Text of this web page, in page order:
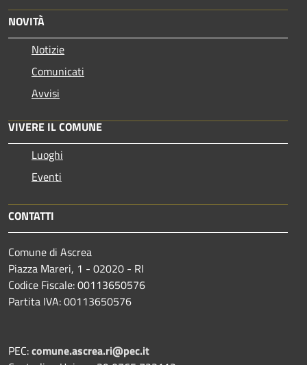
NOVITÀ
Notizie
Comunicati
Avvisi
VIVERE IL COMUNE
Luoghi
Eventi
CONTATTI
Comune di Ascrea
Piazza Mareri, 1 - 02020 - RI
Codice Fiscale: 00113650576
Partita IVA: 00113650576
PEC:comune.ascrea.ri@pec.it